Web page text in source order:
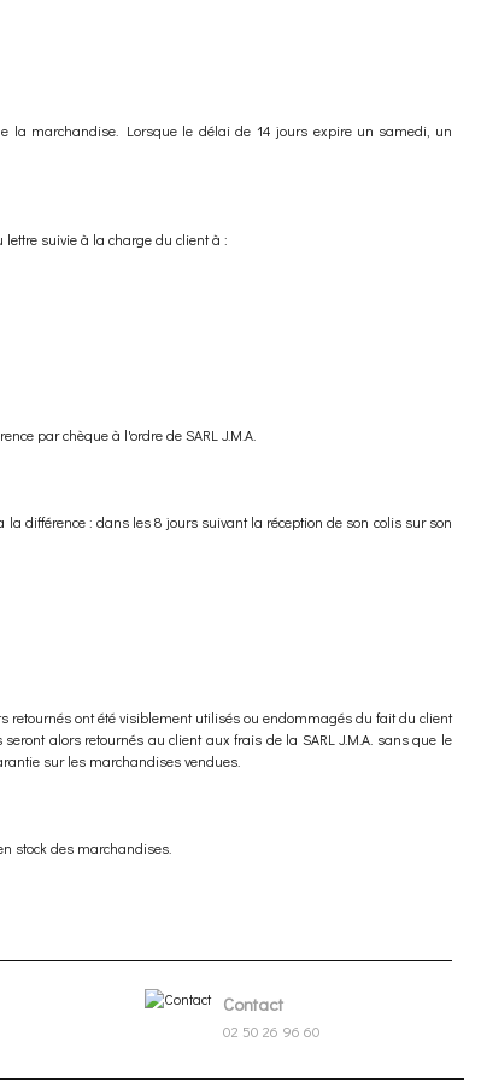
la marchandise. Lorsque le délai de 14 jours expire un samedi, un
suivie à la charge du client à :
par chèque à l'ordre de SARL J.M.A.
différence : dans les 8 jours suivant la réception de son colis sur son
retournés ont été visiblement utilisés ou endommagés du fait du client
alors retournés au client aux frais de la SARL J.M.A. sans que le
sur les marchandises vendues.
stock des marchandises.
Contact
02 50 26 96 60